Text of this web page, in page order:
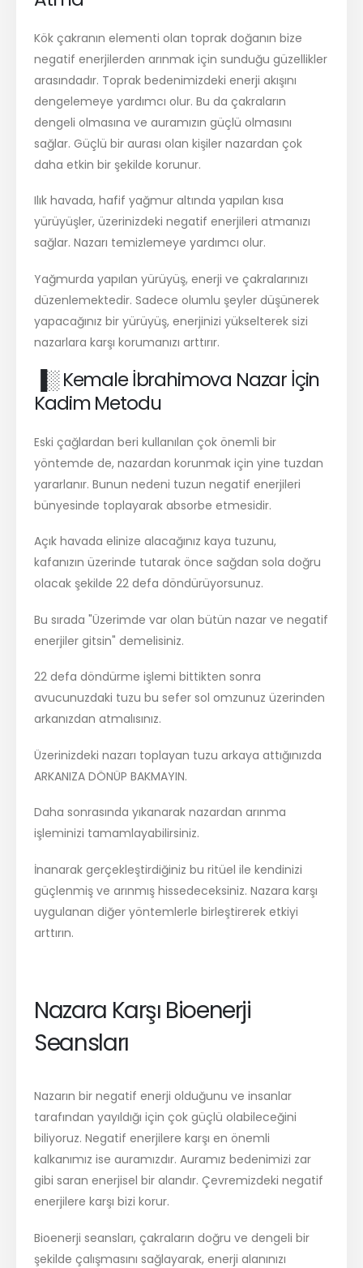
Kök çakranın elementi olan toprak doğanın bize
negatif enerjilerden arınmak için sunduğu güzellikler
arasındadır. Toprak bedenimizdeki enerji akışını
dengelemeye yardımcı olur. Bu da çakraların
dengeli olmasına ve auramızın güçlü olmasını
sağlar. Güçlü bir aurası olan kişiler nazardan çok
daha etkin bir şekilde korunur.
Ilık havada, hafif yağmur altında yapılan kısa
yürüyüşler, üzerinizdeki negatif enerjileri atmanızı
sağlar. Nazarı temizlemeye yardımcı olur.
Yağmurda yapılan yürüyüş, enerji ve çakralarınızı
düzenlemektedir. Sadece olumlu şeyler düşünerek
yapacağınız bir yürüyüş, enerjinizi yükselterek sizi
nazarlara karşı korumanızı arttırır.
▐░ Kemale İbrahimova Nazar İçin
Kadim Metodu
Eski çağlardan beri kullanılan çok önemli bir
yöntemde de, nazardan korunmak için yine tuzdan
yararlanır. Bunun nedeni tuzun negatif enerjileri
bünyesinde toplayarak absorbe etmesidir.
Açık havada elinize alacağınız kaya tuzunu,
kafanızın üzerinde tutarak önce sağdan sola doğru
olacak şekilde 22 defa döndürüyorsunuz.
Bu sırada "Üzerimde var olan bütün nazar ve negatif
enerjiler gitsin" demelisiniz.
22 defa döndürme işlemi bittikten sonra
avucunuzdaki tuzu bu sefer sol omzunuz üzerinden
arkanızdan atmalısınız.
Üzerinizdeki nazarı toplayan tuzu arkaya attığınızda
ARKANIZA DÖNÜP BAKMAYIN.
Daha sonrasında yıkanarak nazardan arınma
işleminizi tamamlayabilirsiniz.
İnanarak gerçekleştirdiğiniz bu ritüel ile kendinizi
güçlenmiş ve arınmış hissedeceksiniz. Nazara karşı
uygulanan diğer yöntemlerle birleştirerek etkiyi
arttırın.
Nazara Karşı Bioenerji
Seansları
Nazarın bir negatif enerji olduğunu ve insanlar
tarafından yayıldığı için çok güçlü olabileceğini
biliyoruz. Negatif enerjilere karşı en önemli
kalkanımız ise auramızdır. Auramız bedenimizi zar
gibi saran enerjisel bir alandır. Çevremizdeki negatif
enerjilere karşı bizi korur.
Bioenerji seansları, çakraların doğru ve dengeli bir
şekilde çalışmasını sağlayarak, enerji alanınızı